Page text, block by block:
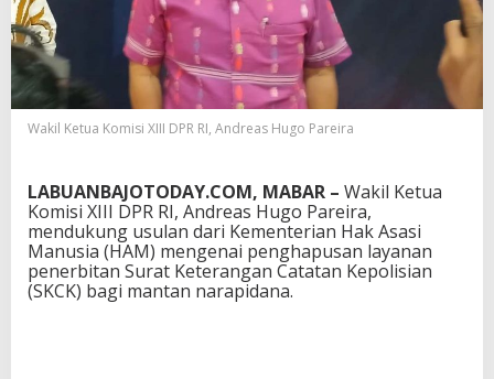
k
n
g
P
e
h
a
p
u
s
a
Wakil Ketua Komisi XIII DPR RI, Andreas Hugo Pareira
LABUANBAJOTODAY.COM, MABAR – Wakil Ketua
Komisi XIII DPR RI, Andreas Hugo Pareira,
mendukung usulan dari Kementerian Hak Asasi
Manusia (HAM) mengenai penghapusan layanan
penerbitan Surat Keterangan Catatan Kepolisian
(SKCK) bagi mantan narapidana.